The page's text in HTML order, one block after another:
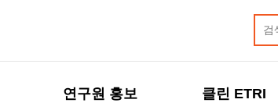
연구원 홍보
클린 ETRI